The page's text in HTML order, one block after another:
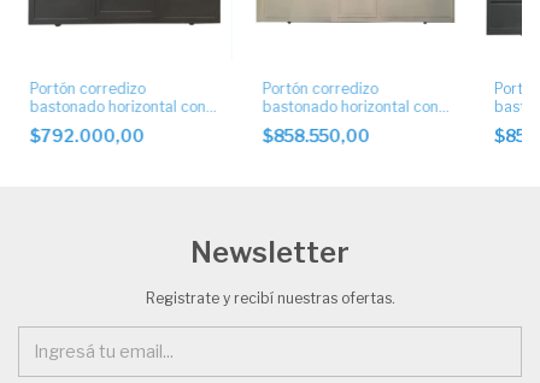
Portón corredizo
bastonado horizontal con
puerta central
$792.000,00
Portón corredizo
bastonado horizontal con
puerta central
$858.550,00
Newsletter
Registrate y recibí nuestras ofertas.